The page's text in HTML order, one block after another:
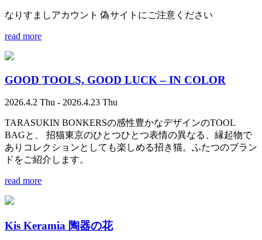
なりすましアカウント 偽サイトにご注意ください
read more
GOOD TOOLS, GOOD LUCK – IN COLOR
2026.4.2 Thu - 2026.4.23 Thu
TARASUKIN BONKERSの感性豊かなデザインのTOOL
BAGと、 招猫東京のひとつひとつ表情の異なる、縁起物で
ありコレクションとしても楽しめる招き猫。ふたつのブラン
ドをご紹介します。
read more
Kis Keramia 陶器の花